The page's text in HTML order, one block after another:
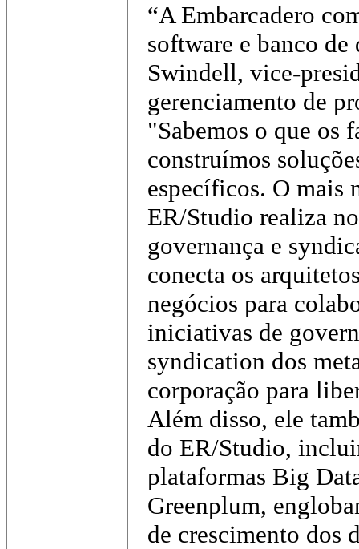
“A Embarcadero
software e banco
Swindell, vice-
gerenciamento de
"Sabemos o que os
construímos
específicos. O mais
ER/Studio realiza
governança e
conecta os
negócios para
iniciativas de
syndication dos
corporação para
Além disso, ele
do ER/Studio,
plataformas Big
Greenplum,
de crescimento dos